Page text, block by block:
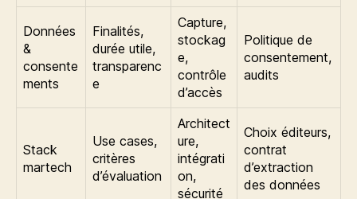
Données
&
consente
ments
Finalités,
durée utile,
transparenc
e
Capture,
stockag
e,
contrôle
d’accès
Politique de
consentement,
audits
Stack
martech
Use cases,
critères
d’évaluation
Architect
ure,
intégrati
on,
sécurité
Choix éditeurs,
contrat
d’extraction
des données